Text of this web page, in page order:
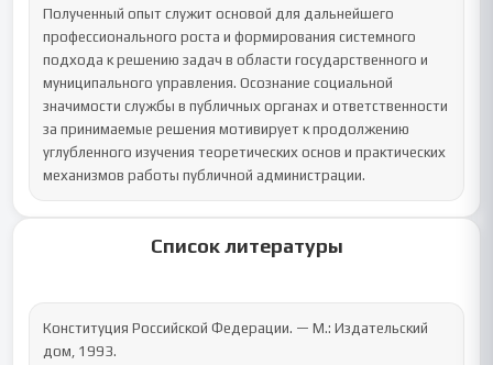
Полученный опыт служит основой для дальнейшего
профессионального роста и формирования системного
подхода к решению задач в области государственного и
муниципального управления. Осознание социальной
значимости службы в публичных органах и ответственности
за принимаемые решения мотивирует к продолжению
углубленного изучения теоретических основ и практических
механизмов работы публичной администрации.
Список литературы
Конституция Российской Федерации. — М.: Издательский
дом, 1993.